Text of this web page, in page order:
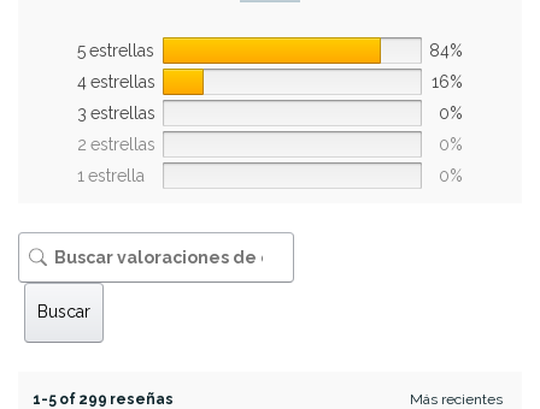
5 estrellas
84%
4 estrellas
16%
3 estrellas
0%
2 estrellas
0%
1 estrella
0%
Buscar
1-5 of 299 reseñas